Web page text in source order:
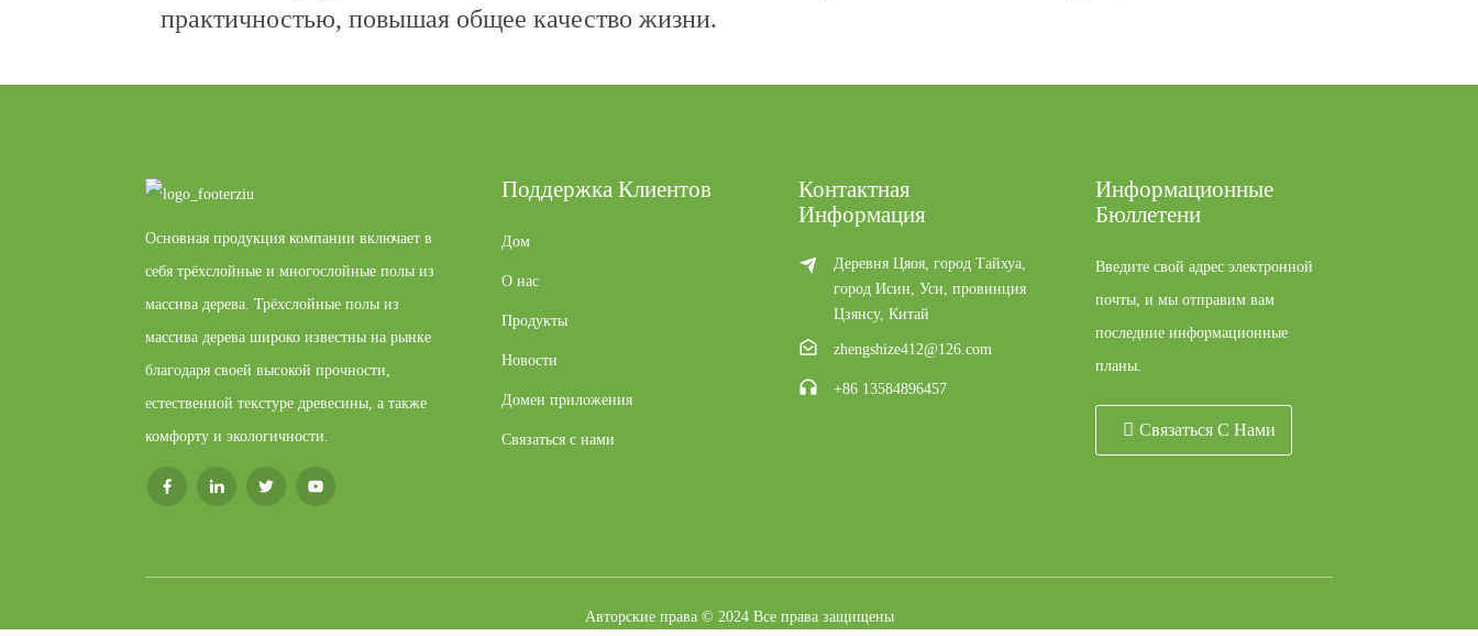
практичностью, повышая общее качество жизни.
Основная продукция компании включает в
себя трёхслойные и многослойные полы из
массива дерева. Трёхслойные полы из
массива дерева широко известны на рынке
благодаря своей высокой прочности,
естественной текстуре древесины, а также
комфорту и экологичности.
Поддержка Клиентов
Дом
О нас
Продукты
Новости
Домен приложения
Связаться с нами
Контактная
Информация
Деревня Цяоя, город Тайхуа,
город Исин, ​​Уси, провинция
Цзянсу, Китай
zhengshize412@126.com
+86 13584896457
Информационные
Бюллетени
Введите свой адрес электронной
почты, и мы отправим вам
последние информационные
планы.
Связаться С Нами
Авторские права © 2024 Все права защищены